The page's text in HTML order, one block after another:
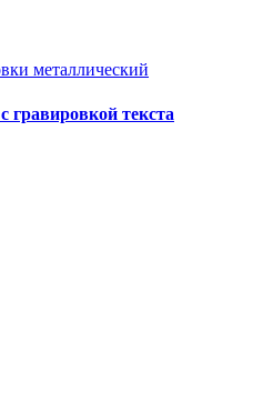
гравировкой текста